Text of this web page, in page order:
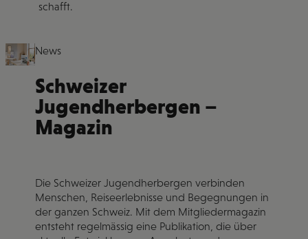
schafft.
News
Schweizer
Jugendherbergen –
Magazin
Die Schweizer Jugendherbergen verbinden
Menschen, Reiseerlebnisse und Begegnungen in
der ganzen Schweiz. Mit dem Mitgliedermagazin
entsteht regelmässig eine Publikation, die über